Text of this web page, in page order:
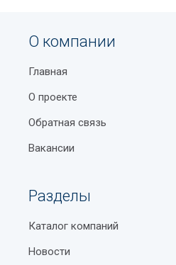
О компании
Главная
О проекте
Обратная связь
Вакансии
Разделы
Каталог компаний
Новости